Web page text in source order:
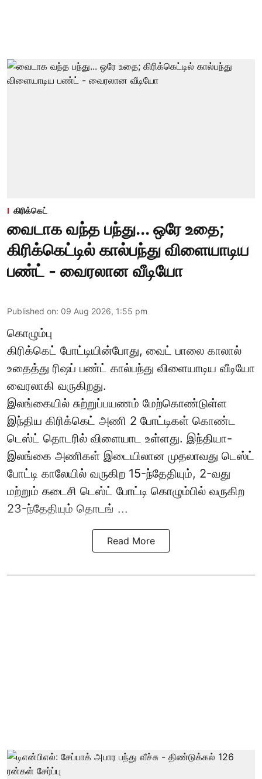
கிரிக்கெட்
வைடாக வந்த பந்து... ஒரே உதை;
கிரிக்கெட்டில் கால்பந்து விளையாடிய
பண்ட் - வைரலான வீடியோ
Published on: 09 Aug 2026, 1:55 pm
கொழும்பு
கிரிக்கெட் போட்டியின்போது, வைட் பாலை காலால்
உதைத்து ரிஷப் பண்ட் கால்பந்து விளையாடிய வீடியோ
வைரலாகி வருகிறது.
இலங்கையில் சுற்றுப்பயணம் மேற்கொண்டுள்ள
இந்திய கிரிக்கெட் அணி 2 போட்டிகள் கொண்ட
டெஸ்ட் தொடரில் விளையாட உள்ளது. இந்தியா-
இலங்கை அணிகள் இடையிலான முதலாவது டெஸ்ட்
போட்டி காலேயில் வருகிற 15-ந்தேதியும், 2-வது
மற்றும் கடைசி டெஸ்ட் போட்டி கொழும்பில் வருகிற
23-ந்தேதியும் தொடங் ...
Read More